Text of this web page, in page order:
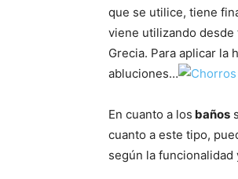
que se utilice, tiene
viene utilizando desde
Grecia. Para aplicar la
abluciones…
En cuanto a los baños
cuanto a este tipo,
según la funcionalidad